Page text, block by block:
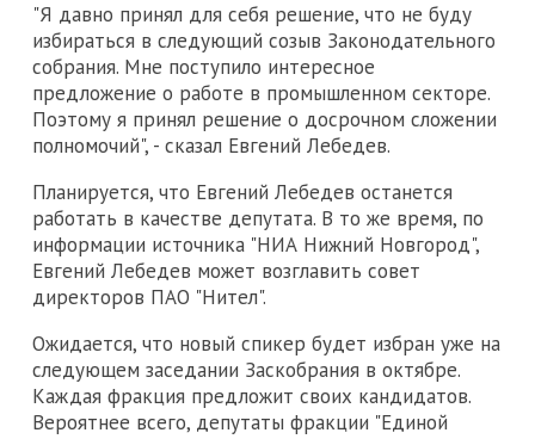
"Я давно принял для себя решение, что не буду
избираться в следующий созыв Законодательного
собрания. Мне поступило интересное
предложение о работе в промышленном секторе.
Поэтому я принял решение о досрочном сложении
полномочий", - сказал Евгений Лебедев.
Планируется, что Евгений Лебедев останется
работать в качестве депутата. В то же время, по
информации источника "НИА Нижний Новгород",
Евгений Лебедев может возглавить совет
директоров ПАО "Нител".
Ожидается, что новый спикер будет избран уже на
следующем заседании Заскобрания в октябре.
Каждая фракция предложит своих кандидатов.
Вероятнее всего, депутаты фракции "Единой